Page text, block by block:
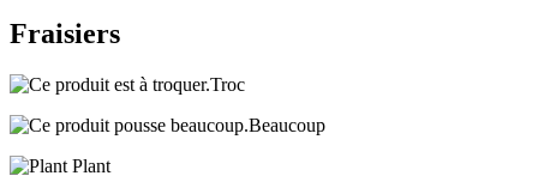
Fraisiers
Troc
Beaucoup
Plant